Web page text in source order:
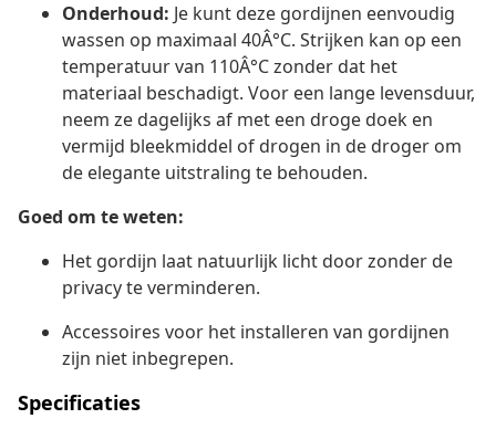
Onderhoud: Je kunt deze gordijnen eenvoudig
wassen op maximaal 40Â°C. Strijken kan op een
temperatuur van 110Â°C zonder dat het
materiaal beschadigt. Voor een lange levensduur,
neem ze dagelijks af met een droge doek en
vermijd bleekmiddel of drogen in de droger om
de elegante uitstraling te behouden.
Goed om te weten:
Het gordijn laat natuurlijk licht door zonder de
privacy te verminderen.
Accessoires voor het installeren van gordijnen
zijn niet inbegrepen.
Specificaties